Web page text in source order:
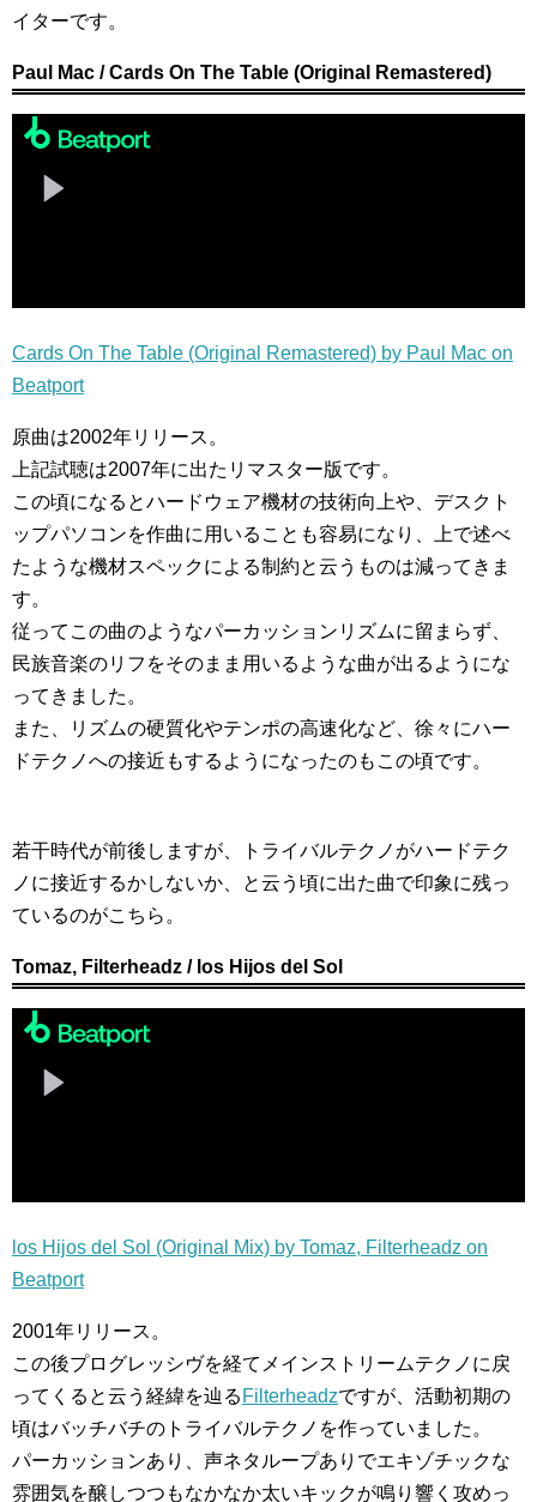
イターです。
Paul Mac / Cards On The Table (Original Remastered)
Cards On The Table (Original Remastered) by Paul Mac on
Beatport
原曲は2002年リリース。
上記試聴は2007年に出たリマスター版です。
この頃になるとハードウェア機材の技術向上や、デスクト
ップパソコンを作曲に用いることも容易になり、上で述べ
たような機材スペックによる制約と云うものは減ってきま
す。
従ってこの曲のようなパーカッションリズムに留まらず、
民族音楽のリフをそのまま用いるような曲が出るようにな
ってきました。
また、リズムの硬質化やテンポの高速化など、徐々にハー
ドテクノへの接近もするようになったのもこの頃です。
若干時代が前後しますが、トライバルテクノがハードテク
ノに接近するかしないか、と云う頃に出た曲で印象に残っ
ているのがこちら。
Tomaz, Filterheadz / los Hijos del Sol
los Hijos del Sol (Original Mix) by Tomaz, Filterheadz on
Beatport
2001年リリース。
この後プログレッシヴを経てメインストリームテクノに戻
ってくると云う経緯を辿る Filterheadzですが、活動初期の
頃はバッチバチのトライバルテクノを作っていました。
パーカッションあり、声ネタループありでエキゾチックな
雰囲気を醸しつつもなかなか太いキックが鳴り響く攻めっ